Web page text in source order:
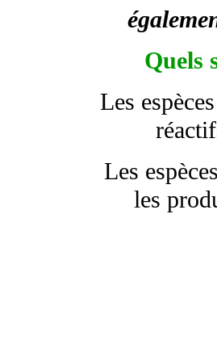
Quels
Les
Les
les